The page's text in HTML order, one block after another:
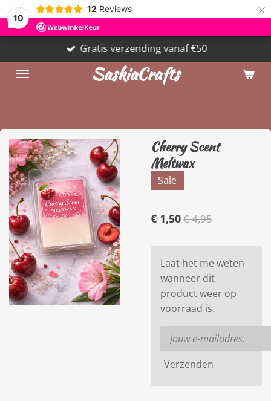
10
12 Reviews ×
SaskiaCrafts
Gratis verzending vanaf €50
Cherry Scent
Meltwax
Sale
€ 1,50€ 4,95
Laat het me weten
wanneer dit
product weer op
voorraad is.
Verzenden